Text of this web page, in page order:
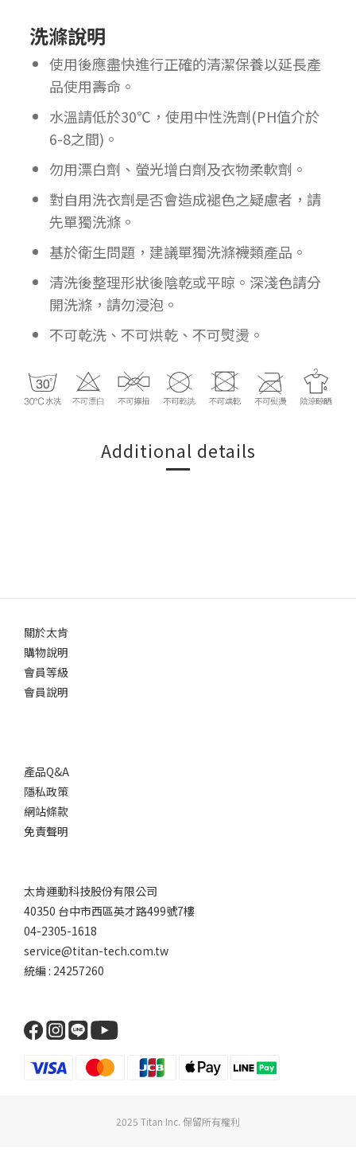
洗滌說明
使用後應盡快進行正確的清潔保養以延長產
品使用壽命。
水溫請低於30℃，使用中性洗劑(PH值介於
6-8之間)。
勿用漂白劑、螢光增白劑及衣物柔軟劑。
對自用洗衣劑是否會造成褪色之疑慮者，請
先單獨洗滌。
基於衛生問題，建議單獨洗滌襪類產品。
清洗後整理形狀後陰乾或平晾。深淺色請分
開洗滌，請勿浸泡。
不可乾洗、不可烘乾、不可熨燙。
Additional details
關於太肯
購物說明
會員等級
會員說明
產品Q&A
隱私政策
網站條款
免責聲明
太肯運動科技股份有限公司
40350 台中市西區英才路499號7樓
04-2305-1618
service@titan-tech.com.tw
統編 : 24257260
2025 Titan Inc. 保留所有權利